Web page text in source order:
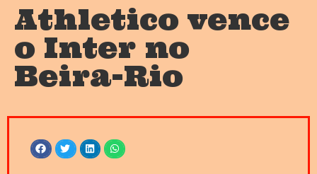
Athletico vence
o Inter no
Beira-Rio